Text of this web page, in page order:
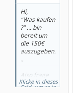
Hi,
"Was kaufen
?" ... bin
bereit um
die 150€
auszugeben.
..
Also frage
ich euch was
Klicke in dieses
Feld, um es in